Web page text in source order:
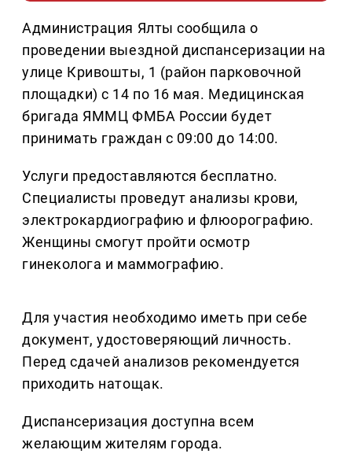
Администрация Ялты сообщила о
проведении выездной диспансеризации на
улице Кривошты, 1 (район парковочной
площадки) с 14 по 16 мая. Медицинская
бригада ЯММЦ ФМБА России будет
принимать граждан с 09:00 до 14:00.
Услуги предоставляются бесплатно.
Специалисты проведут анализы крови,
электрокардиографию и флюорографию.
Женщины смогут пройти осмотр
гинеколога и маммографию.
Для участия необходимо иметь при себе
документ, удостоверяющий личность.
Перед сдачей анализов рекомендуется
приходить натощак.
Диспансеризация доступна всем
желающим жителям города.